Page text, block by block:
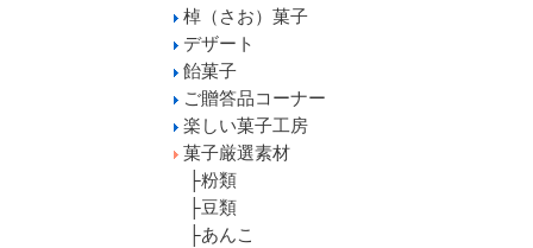
棹（さお）菓子
デザート
飴菓子
ご贈答品コーナー
楽しい菓子工房
菓子厳選素材
├粉類
├豆類
├あんこ